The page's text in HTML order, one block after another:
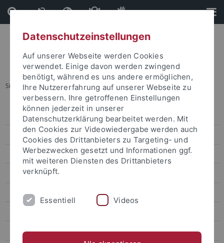
Direkt
zum
Inhalt
Direkt
zur
Fußleiste
Sie sind hier: Startseite ... Veranstaltungskalender
Veranstaltungen
Veranstaltungskalender
Kongresse und Tagungen
Aktuelle Ausstellungen
Merchandise
Datenschutzeinstellungen
Auf unserer Webseite werden Cookies
verwendet. Einige davon werden zwingend
benötigt, während es uns andere ermöglichen,
Ihre Nutzererfahrung auf unserer Webseite zu
verbessern. Ihre getroffenen Einstellungen
können jederzeit in unserer
Datenschutzerklärung bearbeitet werden. Mit
den Cookies zur Videowiedergabe werden auch
Cookies des Drittanbieters zu Targeting- und
Werbezwecken gesetzt und Informationen ggf.
mit weiteren Diensten des Drittanbieters
verknüpft.
Essentiell Videos